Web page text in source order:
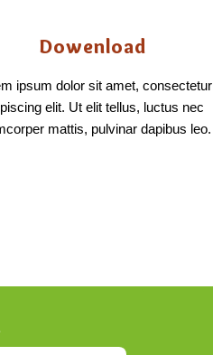
Dowenload
ipsum dolor sit amet, consectetur
elit. Ut elit tellus, luctus nec
mattis, pulvinar dapibus leo.